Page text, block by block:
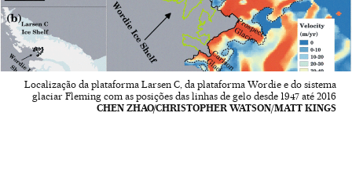
Localização da plataforma Larsen C, da plataforma Wordie e do sistema
glaciar Fleming com as posições das linhas de gelo desde 1947 até 2016
CHEN ZHAO/CHRISTOPHER WATSON/MATT KINGS